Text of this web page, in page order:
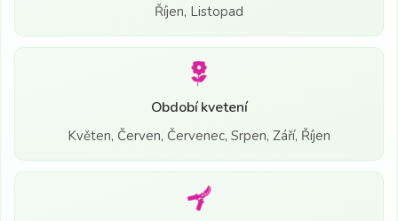
Říjen, Listopad
Období kvetení
Květen, Červen, Červenec, Srpen, Září, Říjen